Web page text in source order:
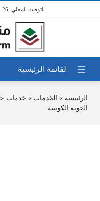
12:00:26
الرئيسية » الخدمات » خدمات
الجوية الكويتية